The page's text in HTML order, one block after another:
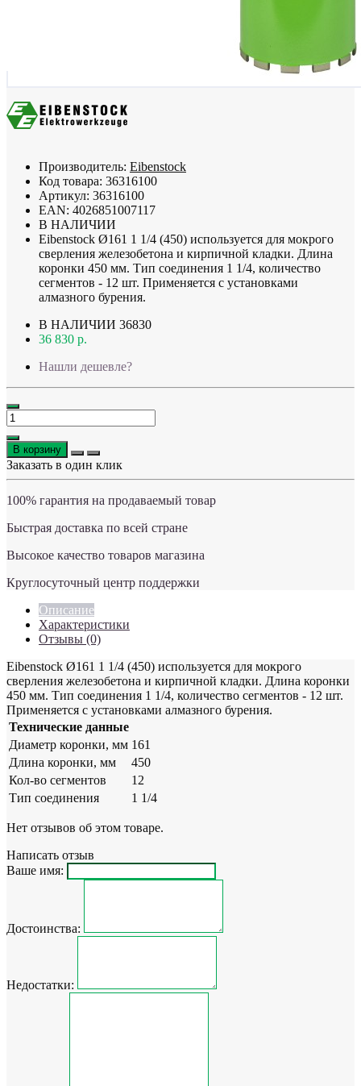
Производитель: Eibenstock
Код товара: 36316100
Артикул: 36316100
EAN: 4026851007117
В НАЛИЧИИ
Eibenstock Ø161 1 1/4 (450) используется для мокрого
сверления железобетона и кирпичной кладки. Длина
коронки 450 мм. Тип соединения 1 1/4, количество
сегментов - 12 шт. Применяется с установками
алмазного бурения.
В НАЛИЧИИ 36830
36 830 р.
Нашли дешевле?
В корзину
Заказать в один клик
100% гарантия на продаваемый товар
Быстрая доставка по всей стране
Высокое качество товаров магазина
Круглосуточный центр поддержки
Описание
Характеристики
Отзывы (0)
Eibenstock Ø161 1 1/4 (450) используется для мокрого
сверления железобетона и кирпичной кладки. Длина коронки
450 мм. Тип соединения 1 1/4, количество сегментов - 12 шт.
Применяется с установками алмазного бурения.
Технические данные
Диаметр коронки, мм 161
Длина коронки, мм
450
Кол-во сегментов
12
Тип соединения
1 1/4
Нет отзывов об этом товаре.
Написать отзыв
Ваше имя:
Достоинства:
Недостатки: